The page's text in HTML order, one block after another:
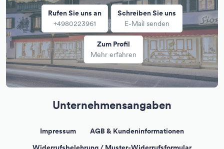
Rufen Sie uns an
+4980223961
Schreiben Sie uns
E-Mail senden
Zum Profil
Mehr erfahren
Unternehmensangaben
Impressum
AGB & Kundeninformationen